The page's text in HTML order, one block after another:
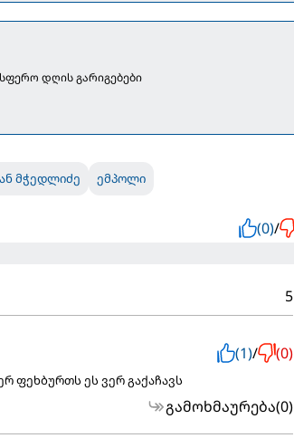
დღის გარიგებები
მჭედლიძე ემპოლი
(0)/
5
(1)/ (0)
ფეხბურთს ეს ვერ გაქაჩავს
გამოხმაურება(0)